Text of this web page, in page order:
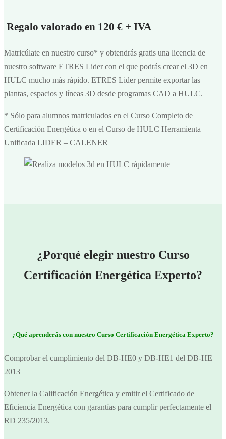
Regalo valorado en 120 € + IVA
Matricúlate en nuestro curso* y obtendrás gratis una licencia de
nuestro software ETRES Lider con el que podrás crear el 3D en
HULC mucho más rápido. ETRES Lider permite exportar las
plantas, espacios y líneas 3D desde programas CAD a HULC.
* Sólo para alumnos matriculados en el Curso Completo de
Certificación Energética o en el Curso de HULC Herramienta
Unificada LIDER – CALENER
¿Porqué elegir nuestro Curso
Certificación Energética Experto?
¿Qué aprenderás con nuestro Curso Certificación Energética Experto?
Comprobar el cumplimiento del DB-HE0 y DB-HE1 del DB-HE
2013
Obtener la Calificación Energética y emitir el Certificado de
Eficiencia Energética con garantías para cumplir perfectamente el
RD 235/2013.